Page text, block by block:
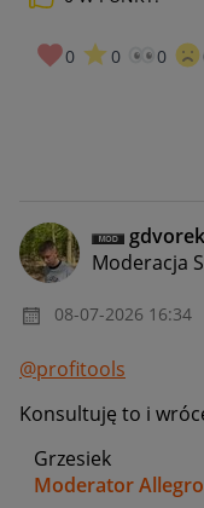
0 0 0
gdvorek
Moderacja
‎08-07-2026 16:34
@profitools
Konsultuję to i
Grzesiek
Moderator